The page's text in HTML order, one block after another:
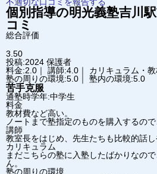
不適切な口コミを報告する
個別指導の明光義塾吉川
コミ
総合評価
3.50
投稿:2024 保護者
料金:2.0｜ 講師:4.0｜ カリキュラム・
塾の周りの環境:5.0｜ 塾内の環境:5.0
苦手克服
通塾時学年:中学生
料金
教材費など高い。
ノートまで塾指定のものを購入するので
講師
教室長をはじめ、先生たちも比較的話し
カリキュラム
まだこちらの塾に入塾したばかりなの
ん。
塾の周りの環境